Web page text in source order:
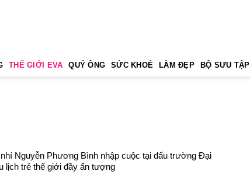
THẾ GIỚI EVA QUÝ ÔNG SỨC KHOẺ LÀM ĐẸP BỘ SƯU TẬP
Nguyễn Phương Bình nhập cuộc tại đấu trường Đại
lịch trẻ thế giới đầy ấn tượng